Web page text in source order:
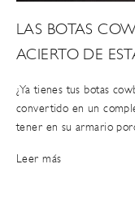
LAS BOTAS
ACIERTO DE
¿Ya tienes tus botas
convertido en un
tener en su armario
Leer más